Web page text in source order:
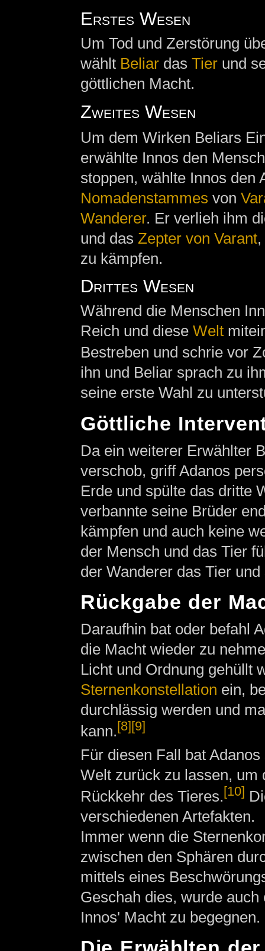
Erstes Wesen
Um Tod und Zerstörung
wählt Beliardas Tierund
göttlichen Macht.
Zweites Wesen
Um dem Wirken Beliars
erwählte Innos den
stoppen, wählte Innos den
Nomadenstammes von
Wanderer. Er verlieh ihm
und das Zepter von Varant,
zu kämpfen.
Drittes Wesen
Während die Menschen
Reich und diese Welt
Bestreben und schrie vor
ihn und Beliar sprach zu
seine erste Wahl zu
Göttliche
Da ein weiterer Erwählter
verschob, griff Adanos
Erde und spülte das dritte
verbannte seine Brüder
kämpfen und auch keine
der Mensch und das Tier
der Wanderer das Tier
Rückgabe der
Daraufhin bat oder befahl
die Macht wieder zu
Licht und Ordnung gehüllt
Sternenkonstellation ein,
durchlässig werden und
kann.[8][9]
Für diesen Fall bat
Welt zurück zu lassen, um
Rückkehr des Tieres.[10]
verschiedenen Artefakten.
Immer wenn die
zwischen den Sphären
mittels eines
Geschah dies, wurde
Innos' Macht zu begegnen.